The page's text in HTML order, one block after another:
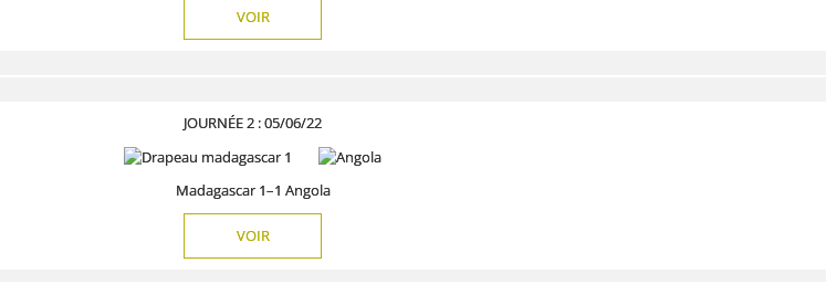
VOIR
JOURNÉE 2 : 05/06/22
Madagascar 1–1 Angola
VOIR